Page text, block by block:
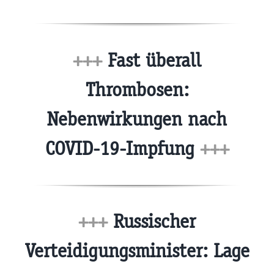
+++Fast überall
Thrombosen:
Nebenwirkungen nach
COVID-19-Impfung +++
+++Russischer
Verteidigungsminister: Lage